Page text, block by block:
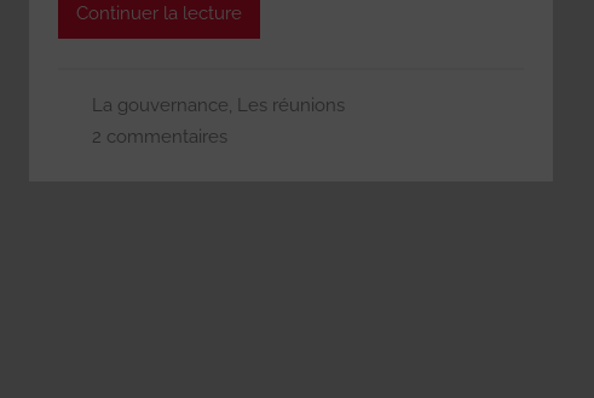
Continuer la lecture
La gouvernance Les réunions
2 commentaires